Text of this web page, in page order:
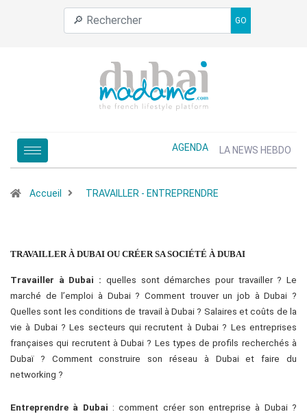
GO
AGENDA LA NEWS HEBDO
Accueil TRAVAILLER - ENTREPRENDRE
TRAVAILLER À DUBAI OU CRÉER SA SOCIÉTÉ À DUBAI
Travailler à Dubai : quelles sont démarches pour travailler ? Le
marché de l’emploi à Dubai ? Comment trouver un job à Dubai ?
Quelles sont les conditions de travail à Dubai ? Salaires et coûts de la
vie à Dubai ? Les secteurs qui recrutent à Dubai ? Les entreprises
françaises qui recrutent à Dubai ? Les types de profils recherchés à
Dubaï ? Comment construire son réseau à Dubai et faire du
networking ?
Entreprendre à Dubai : comment créer son entreprise à Dubai ?